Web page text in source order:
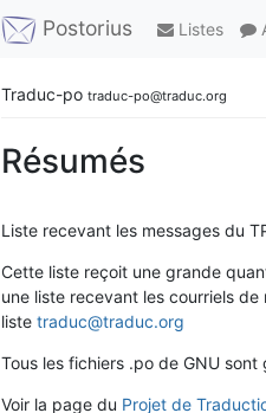
Postorius Listes
Traduc-po traduc-po@traduc.org
Résumés
Liste recevant les messages du
Cette liste reçoit une grande
une liste recevant les courriels
liste traduc@traduc.org
Tous les fichiers .po de GNU
Voir la page du Projet de